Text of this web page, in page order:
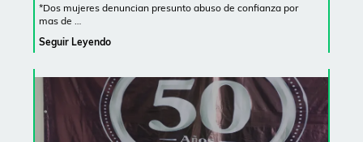
*Dos mujeres denuncian presunto abuso de confianza por
mas de …
Seguir Leyendo